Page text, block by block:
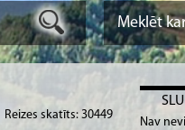
Reizes skatīts: 30449
Nav